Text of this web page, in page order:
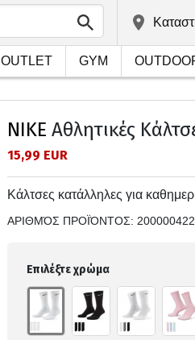
OUTLET GYM
NIKE Αθλητικές
15,99 EUR
Κάλτσες κατάλληλες για
ΑΡΙΘΜΌΣ ΠΡΟΪΌΝΤΟΣ:
Επιλέξτε χρώμα